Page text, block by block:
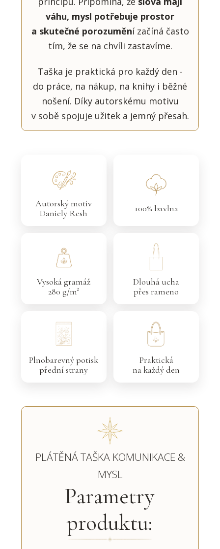
váhu, mysl potřebuje prostor
a skutečné porozumění začíná často
tím, že se na chvíli zastavíme.
Taška je praktická pro každý den -
do práce, na nákup, na knihy i běžné
nošení. Díky autorskému motivu
v sobě spojuje užitek a jemný přesah.
Autorský motiv
Daniely Resh
100% bavlna
Vysoká gramáž
280 g/m²
Dlouhá ucha
přes rameno
Plnobarevný potisk
přední strany
Praktická
na každý den
PLÁTĚNÁ TAŠKA KOMUNIKACE &
MYSL
Parametry
produktu: